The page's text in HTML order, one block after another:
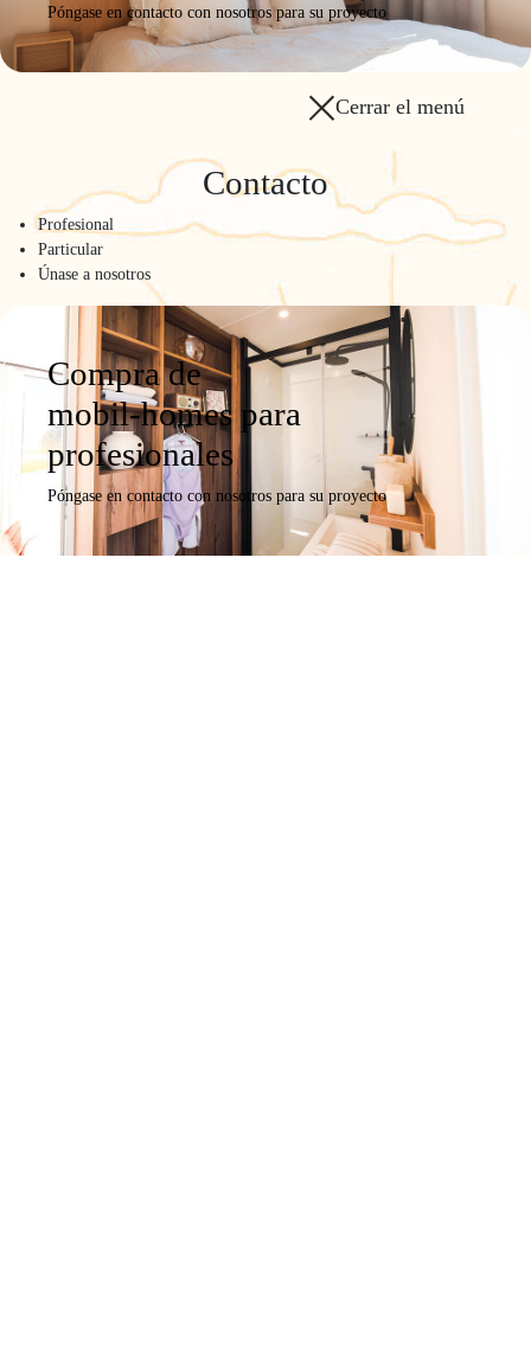
Póngase en contacto con nosotros para su proyecto
Cerrar el menú
Contacto
Profesional
Particular
Únase a nosotros
Compra de
mobil-homes para
profesionales
Póngase en contacto con nosotros para su proyecto